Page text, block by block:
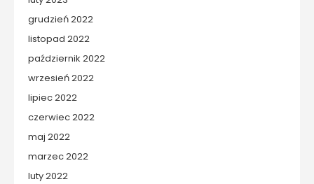
grudzień 2022
listopad 2022
październik 2022
wrzesień 2022
lipiec 2022
czerwiec 2022
maj 2022
marzec 2022
luty 2022